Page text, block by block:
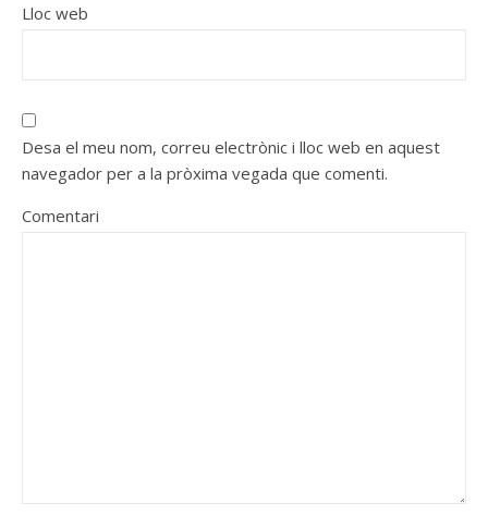
Lloc web
Desa el meu nom, correu electrònic i lloc web en aquest
navegador per a la pròxima vegada que comenti.
Comentari